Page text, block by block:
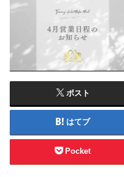
ポスト
はてブ
Pocket